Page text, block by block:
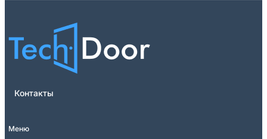
Контакты
Меню